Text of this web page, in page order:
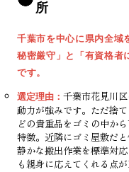
所
千葉市を中心に県内全域
秘密厳守」と「有資格者
です。
選定理由： 千葉市花見川
動力が強みです。ただ捨
どの貴重品をゴミの中か
特徴。近隣にゴミ屋敷だ
静かな搬出作業を標準対
も親身に応えてくれる点が